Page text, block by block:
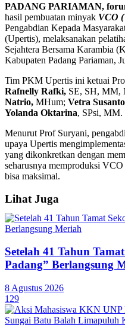
PADANG PARIAMAN,
hasil pembuatan minyak VCO
Pengabdian Kepada
(Upertis), melaksanakan
Sejahtera Bersama Karambia
Kabupaten Padang Pariaman,
Tim PKM Upertis ini ketuai
Rafnelly Rafki, SE, SH, MM,
Natrio, MHum; Vetra
Yolanda Oktarina, SPsi, MM.
Menurut Prof Suryani,
upaya Upertis
yang dikonkretkan dengan
seharusnya memproduksi
bisa maksimal.
Lihat Juga
Setelah 41 Tahun
Padang” Berlangsung
8 Agustus 2026
129